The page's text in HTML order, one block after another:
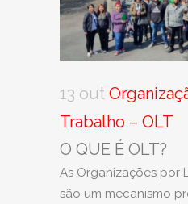
13 out
Trabalho – OLT
O QUE É OLT?
As Organizações por
são um mecanismo